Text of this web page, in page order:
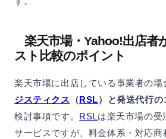
楽天市場・Yahoo!出店者
スト比較のポイント
楽天市場に出店している事業者の場
ジスティクス （RSL）と発送代行
検討事項です。 RSLは楽天市場の受
サービスですが、料金体系・対応商